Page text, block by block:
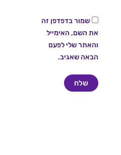
שמור בדפדפן זה
את השם, האימייל
והאתר שלי לפעם
הבאה שאגיב.